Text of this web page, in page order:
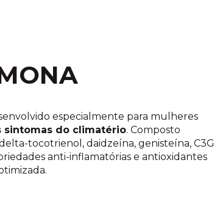
especialmente para mulheres
sintomas do climatério. Composto
tocotrienol, daidzeína, genisteína, C3G
anti-inflamatórias e antioxidantes